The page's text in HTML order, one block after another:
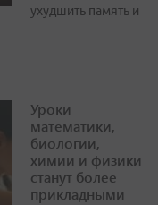
ухудшить память и
Уроки
математики,
биологии,
химии и физики
станут более
прикладными